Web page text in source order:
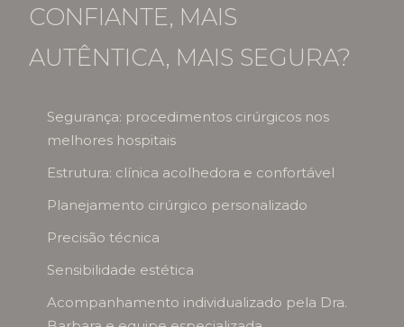
CONFIANTE, MAIS
AUTÊNTICA, MAIS SEGURA?
Segurança: procedimentos cirúrgicos nos
melhores hospitais
Estrutura: clínica acolhedora e confortável
Planejamento cirúrgico personalizado
Precisão técnica
Sensibilidade estética
Acompanhamento individualizado pela Dra.